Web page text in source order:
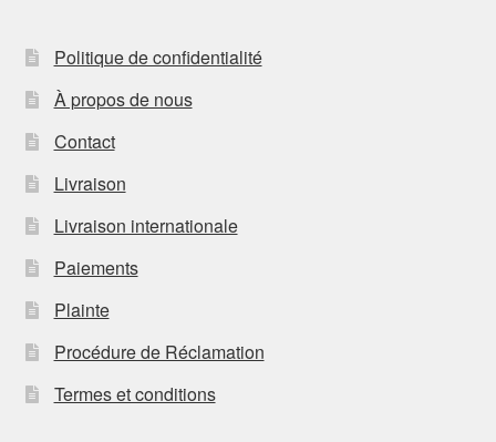
Politique de confidentialité
À propos de nous
Contact
Livraison
Livraison internationale
Paiements
Plainte
Procédure de Réclamation
Termes et conditions